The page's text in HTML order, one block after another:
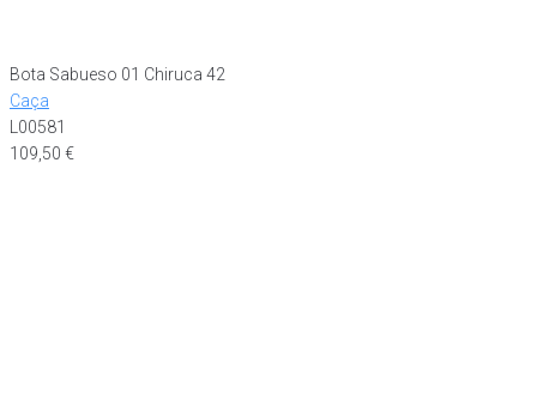
Bota Sabueso 01 Chiruca 42
Caça
L00581
109,50 €